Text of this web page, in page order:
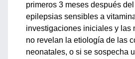
primeros 3 meses después
epilepsias sensibles a
investigaciones iniciales y las
no revelan la etiología de las
neonatales, o si se sospecha